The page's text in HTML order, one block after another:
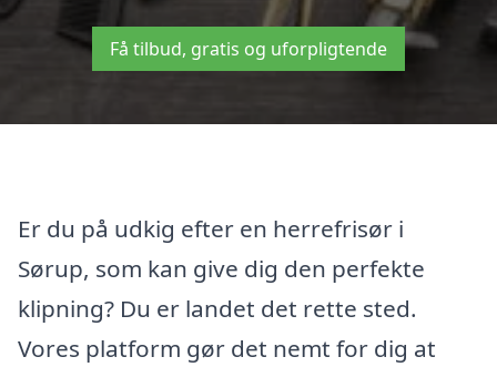
Få tilbud, gratis og uforpligtende
Er du på udkig efter en herrefrisør i
Sørup, som kan give dig den perfekte
klipning? Du er landet det rette sted.
Vores platform gør det nemt for dig at